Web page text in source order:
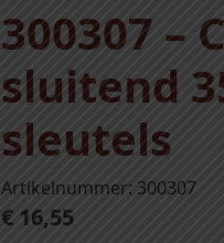
300307 –
sluitend
sleutels
Artikelnummer: 300307
€ 16,55